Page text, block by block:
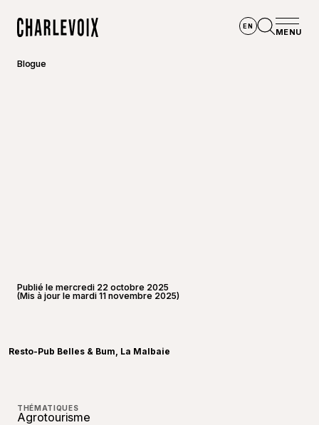
EN
MENU
Blogue
Publié le mercredi 22 octobre 2025
(Mis à jour le mardi 11 novembre 2025)
Resto-Pub Belles & Bum, La Malbaie
THÉMATIQUES
Agrotourisme